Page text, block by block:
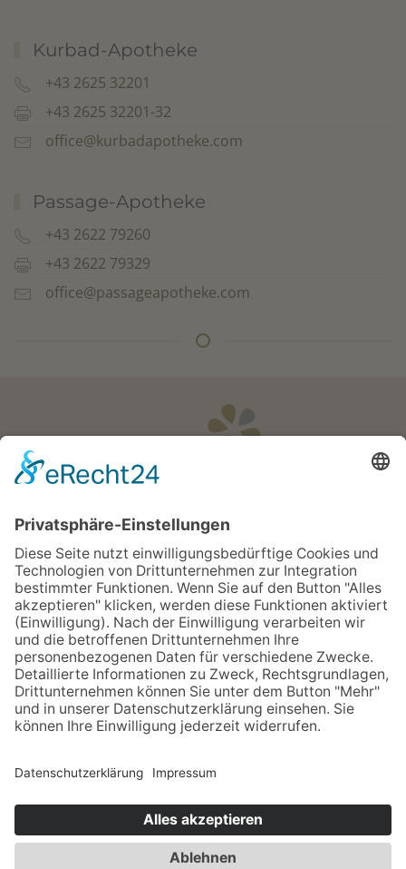
Kurbad-Apotheke
+43 2625 32201
+43 2625 32201-32
office@kurbadapotheke.com
Passage-Apotheke
+43 2622 79260
+43 2622 79329
office@passageapotheke.com
Öffnungszeiten
Apotheken Notdienst:
Bereitschaftsdienste
Datenschutz